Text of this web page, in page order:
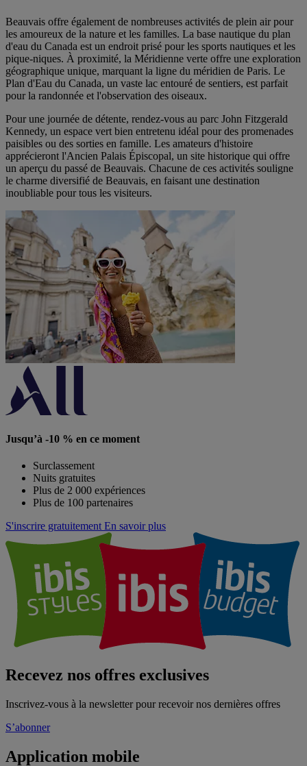
Beauvais offre également de nombreuses activités de plein air pour
les amoureux de la nature et les familles. La base nautique du plan
d'eau du Canada est un endroit prisé pour les sports nautiques et les
pique-niques. À proximité, la Méridienne verte offre une exploration
géographique unique, marquant la ligne du méridien de Paris. Le
Plan d'Eau du Canada, un vaste lac entouré de sentiers, est parfait
pour la randonnée et l'observation des oiseaux.
Pour une journée de détente, rendez-vous au parc John Fitzgerald
Kennedy, un espace vert bien entretenu idéal pour des promenades
paisibles ou des sorties en famille. Les amateurs d'histoire
apprécieront l'Ancien Palais Épiscopal, un site historique qui offre
un aperçu du passé de Beauvais. Chacune de ces activités souligne
le charme diversifié de Beauvais, en faisant une destination
inoubliable pour tous les visiteurs.
Jusqu’à -10 % en ce moment
Surclassement
Nuits gratuites
Plus de 2 000 expériences
Plus de 100 partenaires
S'inscrire gratuitement En savoir plus
Recevez nos offres exclusives
Inscrivez-vous à la newsletter pour recevoir nos dernières offres
S’abonner
Application mobile